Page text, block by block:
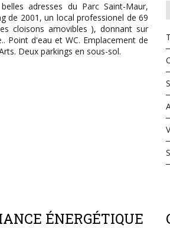
adresses du Parc Saint-Maur,
de 2001, un local professionel de 69
cloisons amovibles ), donnant sur
Point d'eau et WC. Emplacement de
Deux parkings en sous-sol.
ÉNERGÉTIQUE